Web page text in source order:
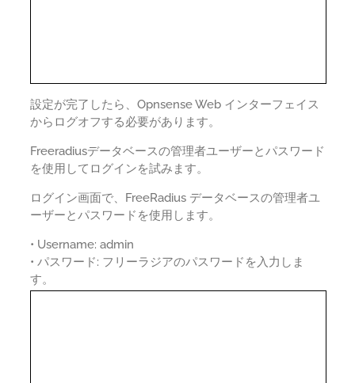
設定が完了したら、Opnsense Web インターフェイス
からログオフする必要があります。
Freeradiusデータベースの管理者ユーザーとパスワード
を使用してログインを試みます。
ログイン画面で、FreeRadius データベースの管理者ユ
ーザーとパスワードを使用します。
• Username: admin
• パスワード: フリーラジアのパスワードを入力しま
す。